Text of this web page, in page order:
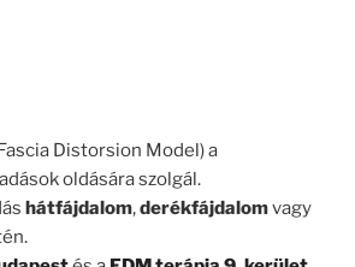
Distorsion Model) a
oldására szolgál.
hátfájdalom,derékfájdalomvagy